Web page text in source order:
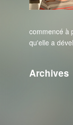
commencé à
qu'elle a
Archives